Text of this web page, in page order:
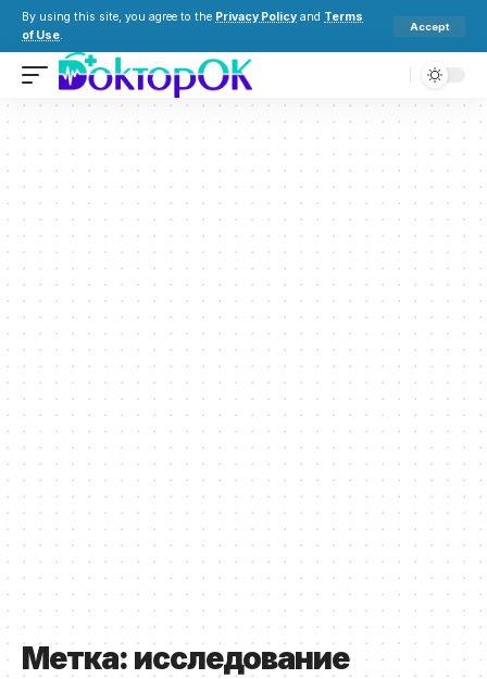
By using this site, you agree to the Privacy Policy and Terms
of Use.
Accept
Метка: исследование